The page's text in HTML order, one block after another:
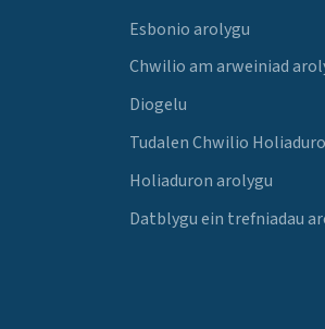
Esbonio arolygu
Chwilio am arweiniad
Diogelu
Tudalen Chwilio
Holiaduron arolygu
Datblygu ein trefniadau